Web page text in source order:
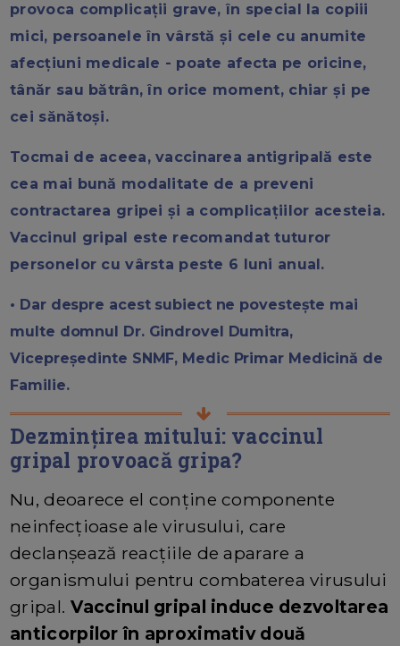
provoca complicații grave, în special la copiii
mici, persoanele în vârstă și cele cu anumite
afecțiuni medicale - poate afecta pe oricine,
tânăr sau bătrân, în orice moment, chiar și pe
cei sănătoși.
Tocmai de aceea, vaccinarea antigripală este
cea mai bună modalitate de a preveni
contractarea gripei și a complicațiilor acesteia.
Vaccinul gripal este recomandat tuturor
personelor cu vârsta peste 6 luni anual.
• Dar despre acest subiect ne povestește mai
multe domnul Dr. Gindrovel Dumitra,
Vicepreședinte SNMF, Medic Primar Medicină de
Familie.
Dezmințirea mitului: vaccinul
gripal provoacă gripa?
Nu, deoarece el conține componente
neinfecțioase ale virusului, care
declanșează reacțiile de aparare a
organismului pentru combaterea virusului
gripal. Vaccinul gripal induce dezvoltarea
anticorpilor în aproximativ două